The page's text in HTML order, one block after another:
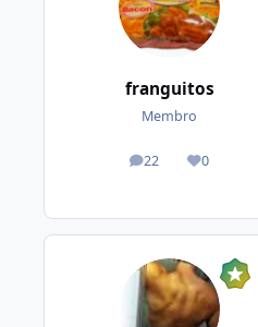
franguitos
Membro
22
posts 0
Reputação